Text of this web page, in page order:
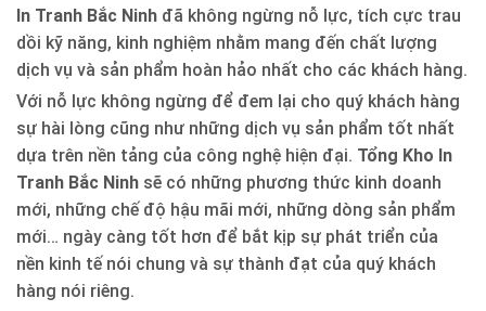
In Tranh Bắc Ninh đã không ngừng nỗ lực, tích cực trau
dồi kỹ năng, kinh nghiệm nhằm mang đến chất lượng
dịch vụ và sản phẩm hoàn hảo nhất cho các khách hàng.
Với nỗ lực không ngừng để đem lại cho quý khách hàng
sự hài lòng cũng như những dịch vụ sản phẩm tốt nhất
dựa trên nền tảng của công nghệ hiện đại. Tổng Kho In
Tranh Bắc Ninh sẽ có những phương thức kinh doanh
mới, những chế độ hậu mãi mới, những dòng sản phẩm
mới… ngày càng tốt hơn để bắt kịp sự phát triển của
nền kinh tế nói chung và sự thành đạt của quý khách
hàng nói riêng.